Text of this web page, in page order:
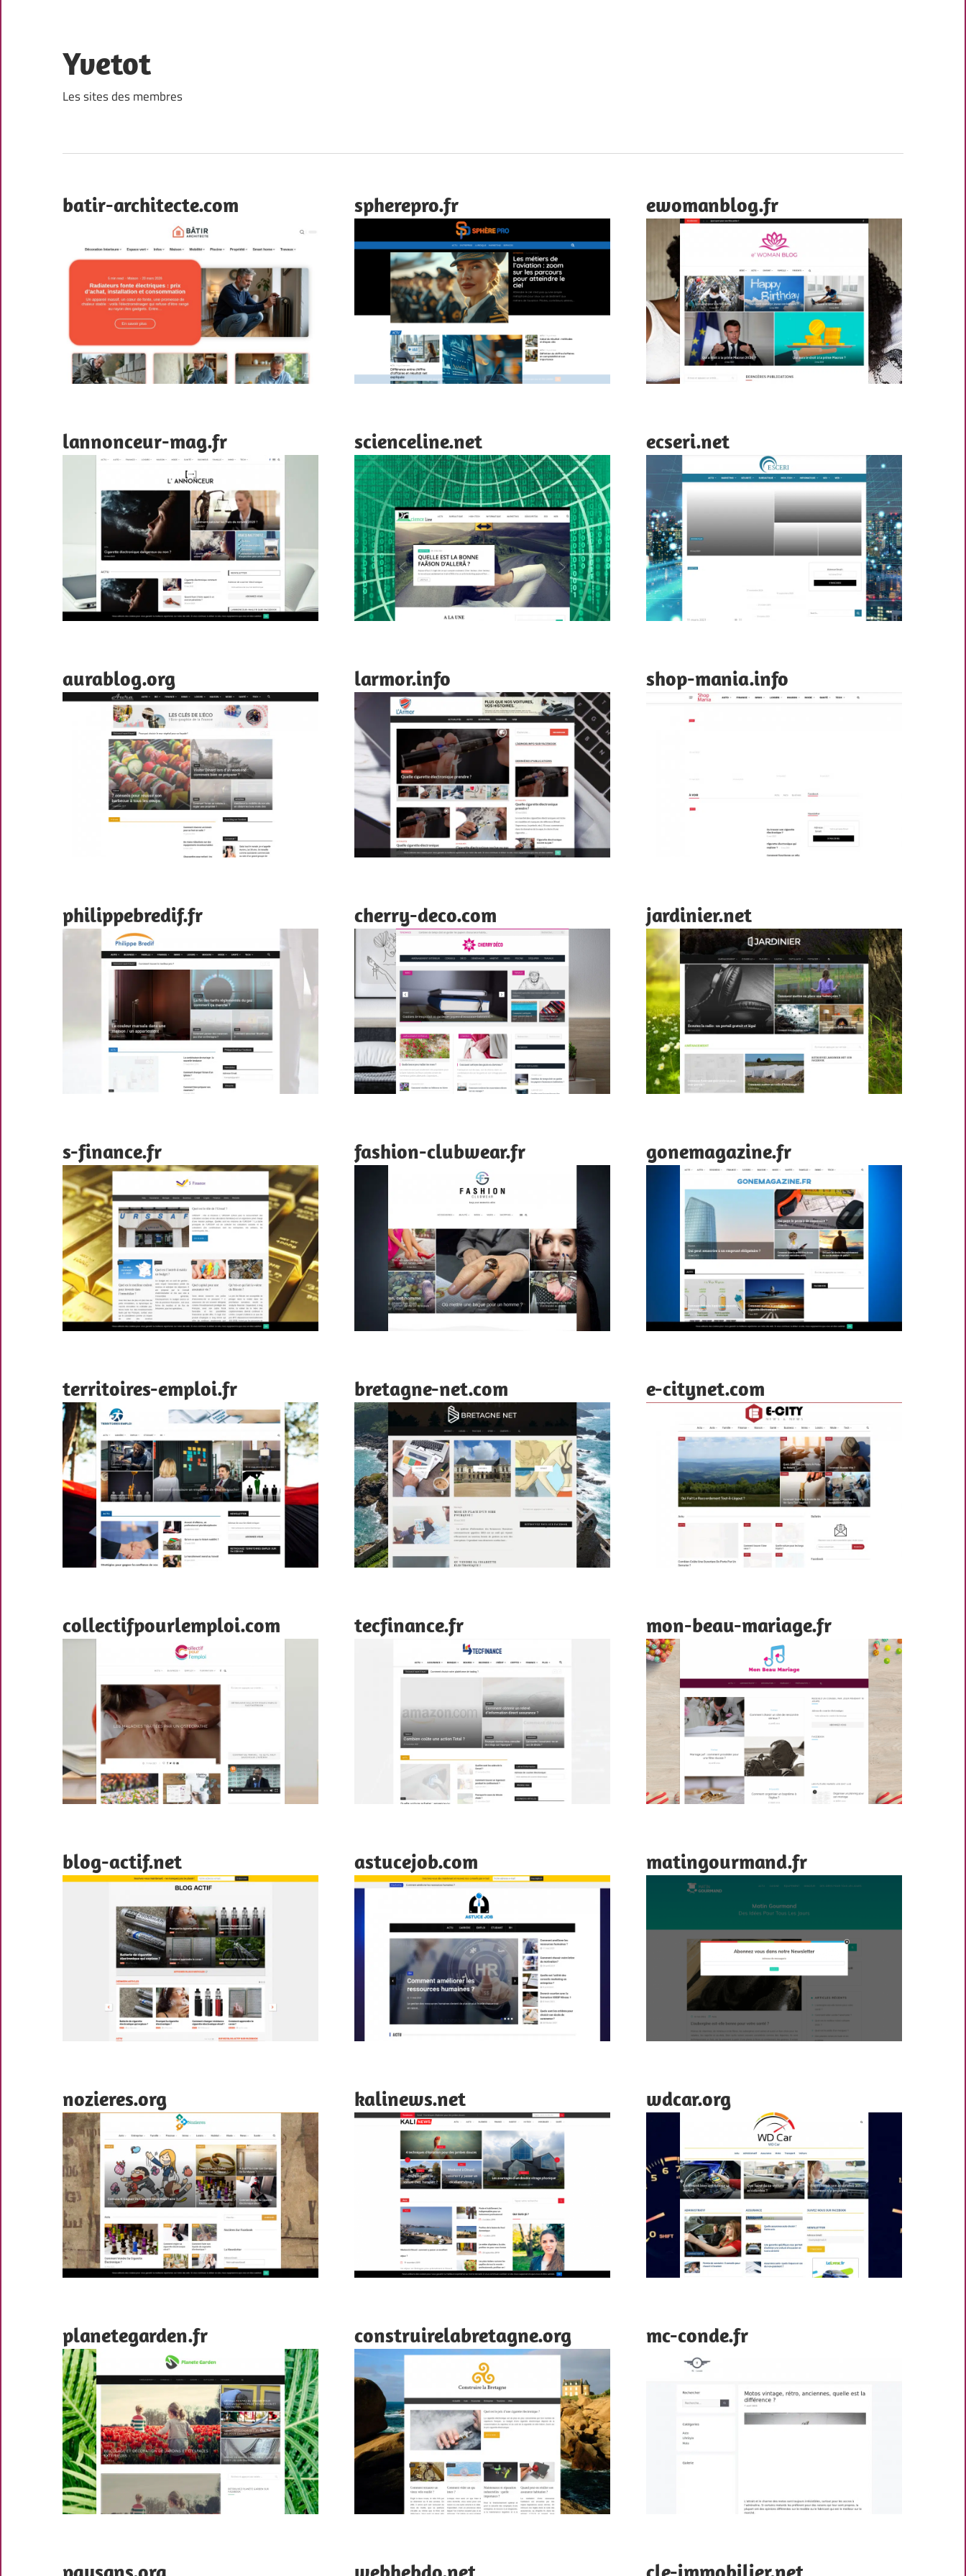
content
Yvetot
Les sites des membres
batir-architecte.com spherepro.fr ewomanblog.fr
lannonceur-mag.fr scienceline.net ecseri.net
aurablog.org larmor.info shop-mania.info
philippebredif.fr cherry-deco.com jardinier.net
s-finance.fr fashion-clubwear.fr gonemagazine.fr
territoires-emploi.fr bretagne-net.com e-citynet.com
collectifpourlemploi.com tecfinance.fr mon-beau-mariage.fr
blog-actif.net astucejob.com matingourmand.fr
nozieres.org kalinews.net wdcar.org
planetegarden.fr construirelabretagne.org mc-conde.fr